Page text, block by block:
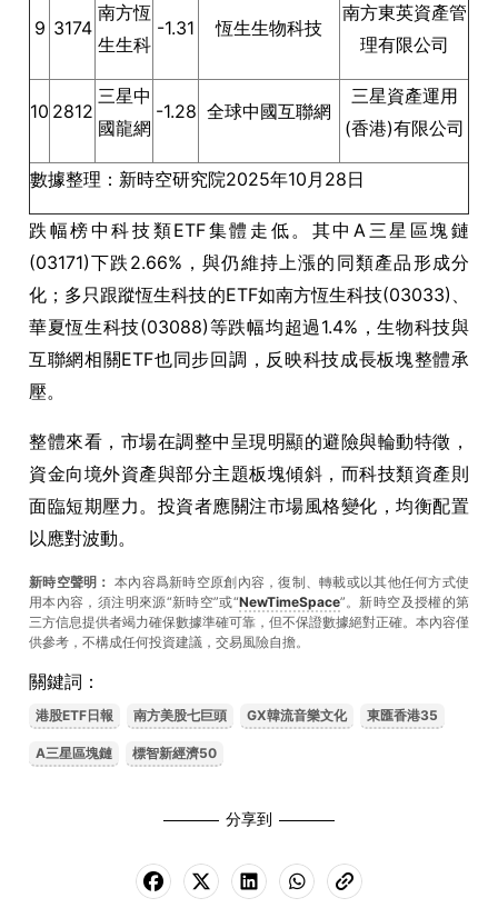
9 3174
南方恆
生生科
-1.31 恆生生物科技
南方東英資產管
理有限公司
10 2812
三星中
國龍網
-1.28 全球中國互聯網
三星資產運用
(香港)有限公司
數據整理：新時空研究院2025年10月28日
跌幅榜中科技類ETF集體走低。其中A三星區塊鏈
(03171)下跌2.66%，與仍維持上漲的同類產品形成分
化；多只跟蹤恆生科技的ETF如南方恆生科技(03033)、
華夏恆生科技(03088)等跌幅均超過1.4%，生物科技與
互聯網相關ETF也同步回調，反映科技成長板塊整體承
壓。
整體來看，市場在調整中呈現明顯的避險與輪動特徵，
資金向境外資產與部分主題板塊傾斜，而科技類資產則
面臨短期壓力。投資者應關注市場風格變化，均衡配置
以應對波動。
新時空聲明： 本內容爲新時空原創內容，復制、轉載或以其他任何方式使
用本內容，須注明來源“新時空”或“NewTimeSpace”。新時空及授權的第
三方信息提供者竭力確保數據準確可靠，但不保證數據絕對正確。本內容僅
供參考，不構成任何投資建議，交易風險自擔。
關鍵詞：
港股ETF日報 南方美股七巨頭 GX韓流音樂文化 東匯香港35
A三星區塊鏈 標智新經濟50
分享到